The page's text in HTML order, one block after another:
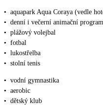
• aquapark Aqua Coraya (vedle
• denní i večerní animační
• plážový volejbal
• fotbal
• lukostřelba
• stolní tenis
• vodní gymnastika
• aerobic
• dětský klub